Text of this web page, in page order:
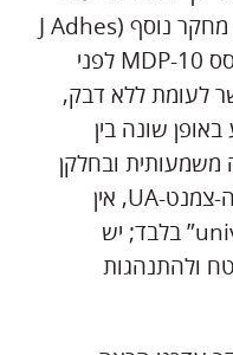
בדגרדציה במים” [5]. במקביל, מחקר נוסף (J Adhes
Dent) הראה שיישום UA מבוסס 10-MDP לפני
לעומת ללא דבק,
שונה בין
ובחלקן
פחות [6]. לכן, בממשק זירקוניה-צמנט-UA, אין
להסתמך על ההגדרה “universal” בלבד; יש
ולהתנהגות